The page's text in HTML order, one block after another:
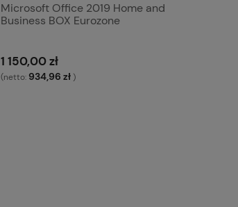
Microsoft Office 2019 Home and
Business BOX Eurozone
1 150,00 zł
(netto: 934,96 zł )